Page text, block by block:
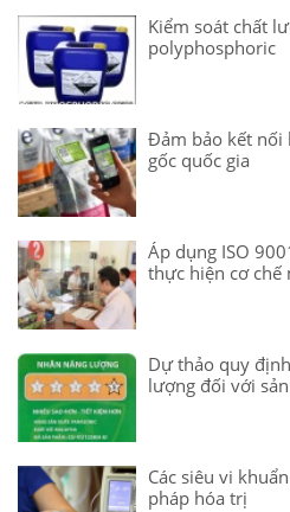
Kiểm soát chất
polyphosphoric
Đảm bảo kết nối
gốc quốc gia
Áp dụng ISO
thực hiện cơ chế
Dự thảo quy
lượng đối với
Các siêu vi
pháp hóa trị